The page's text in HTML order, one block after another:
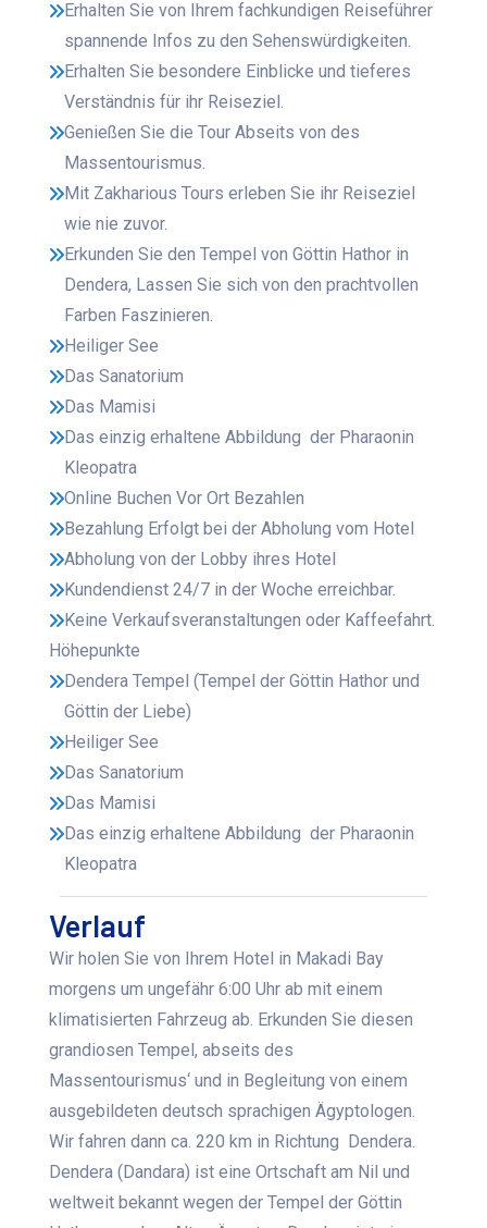
Erhalten Sie von Ihrem fachkundigen Reiseführer
spannende Infos zu den Sehenswürdigkeiten.
Erhalten Sie besondere Einblicke und tieferes
Verständnis für ihr Reiseziel.
Genießen Sie die Tour Abseits von des
Massentourismus.
Mit Zakharious Tours erleben Sie ihr Reiseziel
wie nie zuvor.
Erkunden Sie den Tempel von Göttin Hathor in
Dendera, Lassen Sie sich von den prachtvollen
Farben Faszinieren.
Heiliger See
Das Sanatorium
Das Mamisi
Das einzig erhaltene Abbildung der Pharaonin
Kleopatra
Online Buchen Vor Ort Bezahlen
Bezahlung Erfolgt bei der Abholung vom Hotel
Abholung von der Lobby ihres Hotel
Kundendienst 24/7 in der Woche erreichbar.
Keine Verkaufsveranstaltungen oder Kaffeefahrt.
Höhepunkte
Dendera Tempel (Tempel der Göttin Hathor und
Göttin der Liebe)
Heiliger See
Das Sanatorium
Das Mamisi
Das einzig erhaltene Abbildung der Pharaonin
Kleopatra
Verlauf
Wir holen Sie von Ihrem Hotel in Makadi Bay
morgens um ungefähr 6:00 Uhr ab mit einem
klimatisierten Fahrzeug ab. Erkunden Sie diesen
grandiosen Tempel, abseits des
Massentourismus‘ und in Begleitung von einem
ausgebildeten deutsch sprachigen Ägyptologen.
Wir fahren dann ca. 220 km in Richtung Dendera.
Dendera (Dandara) ist eine Ortschaft am Nil und
weltweit bekannt wegen der Tempel der Göttin